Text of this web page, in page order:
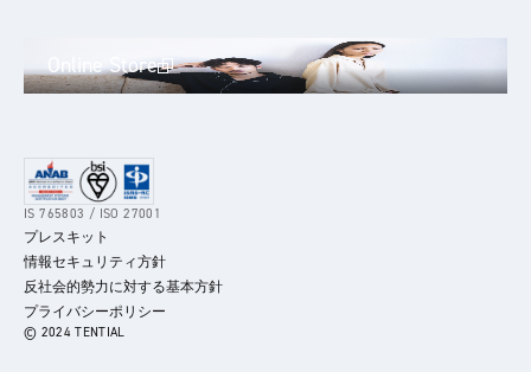
Online Store
IS 765803 / ISO 27001
プレスキット
情報セキュリティ方針
反社会的勢力に対する基本方針
プライバシーポリシー
© 2024 TENTIAL